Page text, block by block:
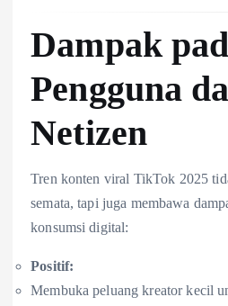
Dampak
Pengguna
Netizen
Tren konten viral TikTok 2025
semata, tapi juga membawa
konsumsi digital:
Positif:
Membuka peluang kreator kecil